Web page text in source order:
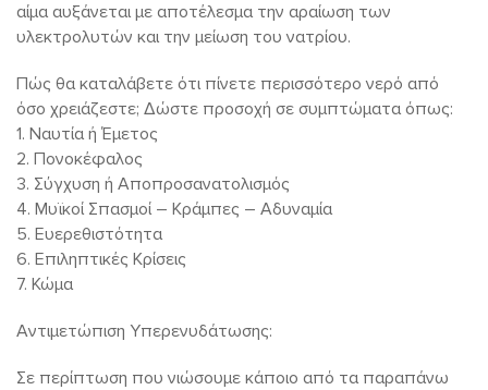
αίμα αυξάνεται με αποτέλεσμα την αραίωση των
υλεκτρολυτών και την μείωση του νατρίου.
Πώς θα καταλάβετε ότι πίνετε περισσότερο νερό από
όσο χρειάζεστε; Δώστε προσοχή σε συμπτώματα όπως:
1. Ναυτία ή Έμετος
2. Πονοκέφαλος
3. Σύγχυση ή Αποπροσανατολισμός
4. Μυϊκοί Σπασμοί – Κράμπες – Αδυναμία
5. Ευερεθιστότητα
6. Επιληπτικές Κρίσεις
7. Κώμα
Αντιμετώπιση Υπερενυδάτωσης:
Σε περίπτωση που νιώσουμε κάποιο από τα παραπάνω